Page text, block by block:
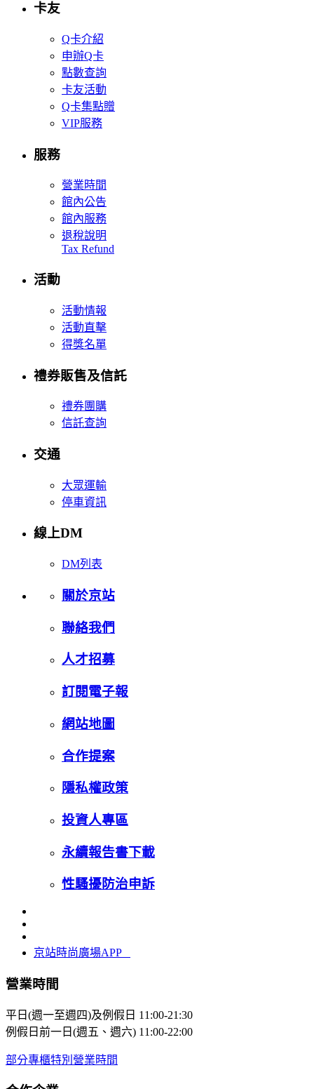
卡友
Q卡介紹
申辦Q卡
點數查詢
卡友活動
Q卡集點贈
VIP服務
服務
營業時間
館內公告
館內服務
退稅說明
Tax Refund
活動
活動情報
活動直擊
得獎名單
禮券販售及信託
禮券團購
信託查詢
交通
大眾運輸
停車資訊
線上DM
DM列表
關於京站
聯絡我們
人才招募
訂閱電子報
網站地圖
合作提案
隱私權政策
投資人專區
永續報告書下載
性騷擾防治申訴
京站時尚廣場APP
營業時間
平日(週一至週四)及例假日 11:00-21:30
例假日前一日(週五、週六) 11:00-22:00
部分專櫃特別營業時間